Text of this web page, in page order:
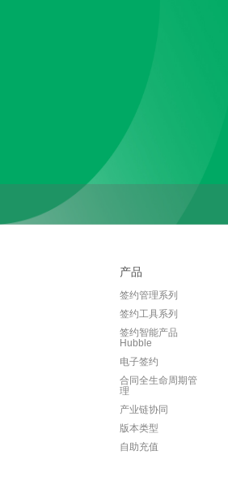
产品
签约管理系列
签约工具系列
签约智能产品
Hubble
电子签约
合同全生命周期管
理
产业链协同
版本类型
自助充值